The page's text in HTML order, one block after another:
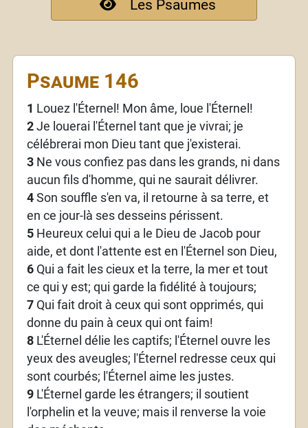
Les Psaumes
Psaume 146
1 Louez l'Éternel! Mon âme, loue l'Éternel!
2Je louerai l'Éternel tant que je vivrai; je
célébrerai mon Dieu tant que j'existerai.
3Ne vous confiez pas dans les grands, ni dans
aucun fils d'homme, qui ne saurait délivrer.
4Son souffle s'en va, il retourne à sa terre, et
en ce jour-là ses desseins périssent.
5Heureux celui qui a le Dieu de Jacob pour
aide, et dont l'attente est en l'Éternel son Dieu,
6Qui a fait les cieux et la terre, la mer et tout
ce qui y est; qui garde la fidélité à toujours;
7Qui fait droit à ceux qui sont opprimés, qui
donne du pain à ceux qui ont faim!
8L'Éternel délie les captifs; l'Éternel ouvre les
yeux des aveugles; l'Éternel redresse ceux qui
sont courbés; l'Éternel aime les justes.
9L'Éternel garde les étrangers; il soutient
l'orphelin et la veuve; mais il renverse la voie